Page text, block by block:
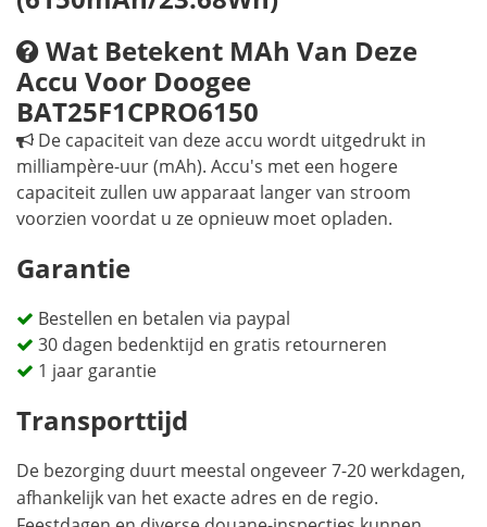
Wat Betekent MAh Van Deze
Accu Voor Doogee
BAT25F1CPRO6150
De capaciteit van deze accu wordt uitgedrukt in
milliampère-uur (mAh). Accu's met een hogere
capaciteit zullen uw apparaat langer van stroom
voorzien voordat u ze opnieuw moet opladen.
Garantie
Bestellen en betalen via paypal
30 dagen bedenktijd en gratis retourneren
1 jaar garantie
Transporttijd
De bezorging duurt meestal ongeveer 7-20 werkdagen,
afhankelijk van het exacte adres en de regio.